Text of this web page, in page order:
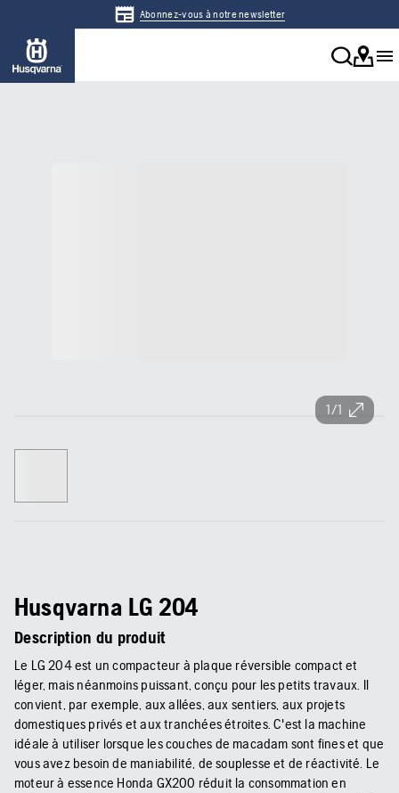
Abonnez-vous à notre newsletter
1/1
Husqvarna LG 204
Description du produit
Le LG 204 est un compacteur à plaque réversible compact et
léger, mais néanmoins puissant, conçu pour les petits travaux. Il
convient, par exemple, aux allées, aux sentiers, aux projets
domestiques privés et aux tranchées étroites. C'est la machine
idéale à utiliser lorsque les couches de macadam sont fines et que
vous avez besoin de maniabilité, de souplesse et de réactivité. Le
moteur à essence Honda GX200 réduit la consommation en